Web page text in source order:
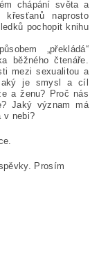
chápání světa a
naprosto
pochopit knihu
„překládá“
běžného čtenáře.
mezi sexualitou a
je smysl a cíl
a ženu? Proč nás
Jaký význam má
v nebi?
Prosím